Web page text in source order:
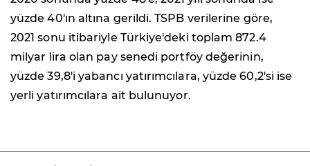
yüzde 40'ın altına gerildi. TSPB verilerine göre,
2021 sonu itibariyle Türkiye'deki toplam 872.4
milyar lira olan pay senedi portföy değerinin,
yüzde 39,8'i yabancı yatırımcılara, yüzde 60,2'si ise
yerli yatırımcılara ait bulunuyor.